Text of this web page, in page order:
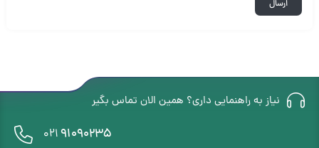
نیاز به راهنمایی داری؟ همین الان تماس بگیر
91090235
021